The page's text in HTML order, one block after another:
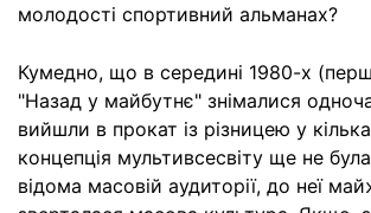
молодості спортивний альманах?
Кумедно, що в середині 1980-х
"Назад у майбутнє" знімалися
вийшли в прокат із різницею у
концепція мультивсесвіту ще не
відома масовій аудиторії, до неї